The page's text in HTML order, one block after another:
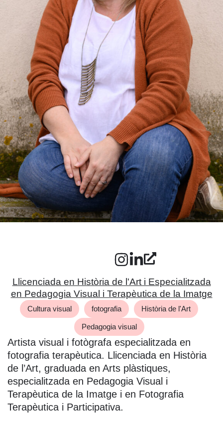
Llicenciada en Història de l'Art i Especialitzada
en Pedagogia Visual i Terapèutica de la Imatge
Cultura visual fotografia Història de l'Art
Pedagogia visual
Artista visual i fotògrafa especialitzada en
fotografia terapèutica. Llicenciada en Història
de l’Art, graduada en Arts plàstiques,
especialitzada en Pedagogia Visual i
Terapèutica de la Imatge i en Fotografia
Terapèutica i Participativa.